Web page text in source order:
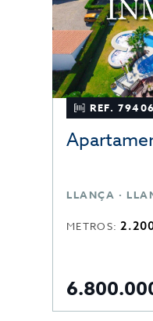
REF.
LLANÇA ·
METROS: